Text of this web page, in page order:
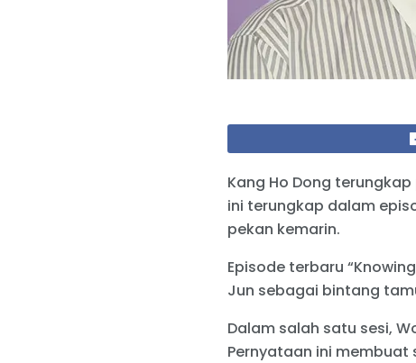
Kang Ho Dong
ini terungkap dalam
pekan kemarin.
Episode terbaru
Jun sebagai bintang
Dalam salah satu sesi,
Pernyataan ini membuat